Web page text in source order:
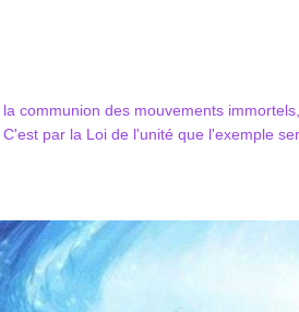
communion des mouvements
par la Loi de l'unité que l'exemple